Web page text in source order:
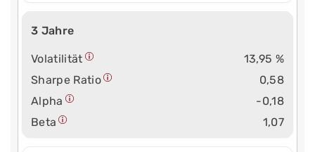
3 Jahre
Volatilität
13,95 %
Sharpe Ratio
0,58
Alpha
-0,18
Beta
1,07